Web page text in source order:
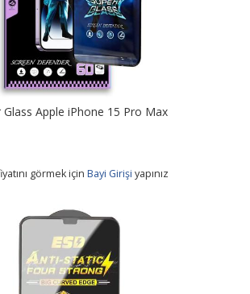
Glass Apple iPhone 15 Pro Max
görmek için Bayi Girişi yapınız